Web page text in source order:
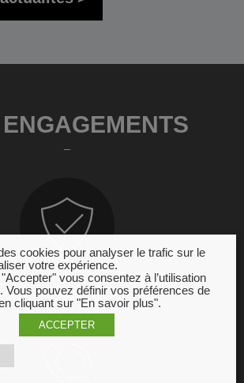
GARANTIE
cookies pour analyser le trafic sur le
votre expérience.
vous consentez à l’utilisation
Vous pouvez définir vos préférences de
cliquant sur "En savoir plus".
ACCEPTER